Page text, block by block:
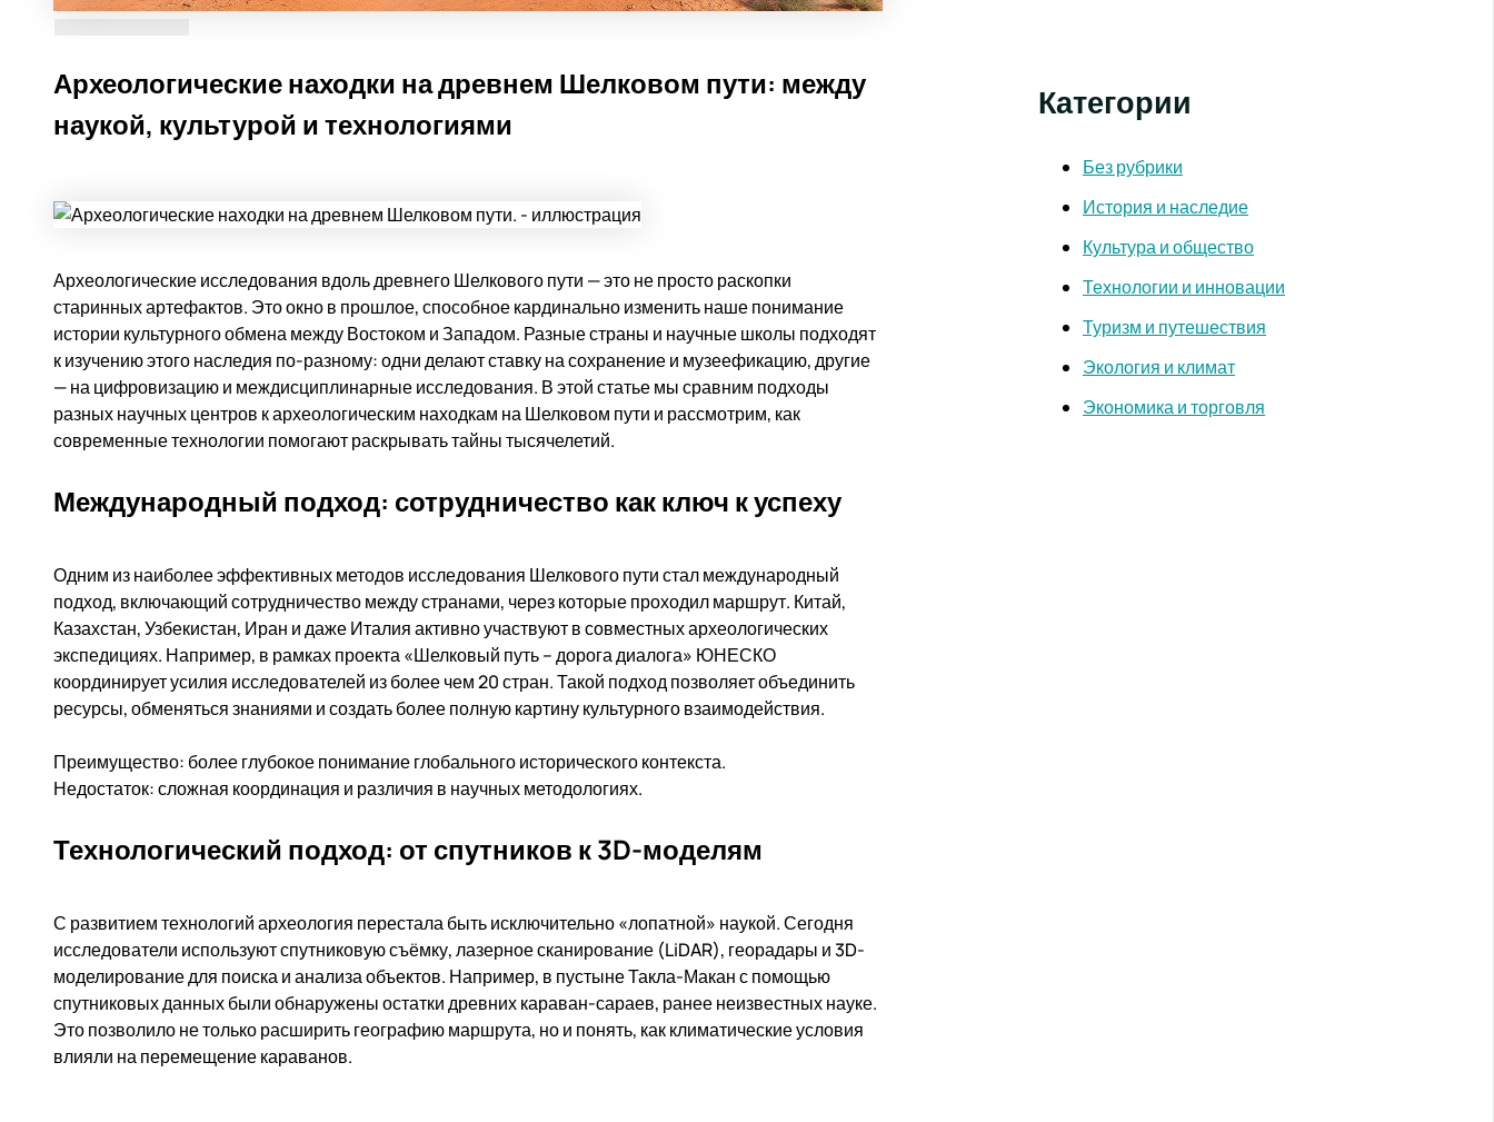
Археологические находки на древнем Шелковом пути: между
наукой, культурой и технологиями
Археологические исследования вдоль древнего Шелкового пути — это не просто раскопки
старинных артефактов. Это окно в прошлое, способное кардинально изменить наше понимание
истории культурного обмена между Востоком и Западом. Разные страны и научные школы подходят
к изучению этого наследия по-разному: одни делают ставку на сохранение и музеефикацию, другие
— на цифровизацию и междисциплинарные исследования. В этой статье мы сравним подходы
разных научных центров к археологическим находкам на Шелковом пути и рассмотрим, как
современные технологии помогают раскрывать тайны тысячелетий.
Международный подход: сотрудничество как ключ к успеху
Одним из наиболее эффективных методов исследования Шелкового пути стал международный
подход, включающий сотрудничество между странами, через которые проходил маршрут. Китай,
Казахстан, Узбекистан, Иран и даже Италия активно участвуют в совместных археологических
экспедициях. Например, в рамках проекта «Шелковый путь – дорога диалога» ЮНЕСКО
координирует усилия исследователей из более чем 20 стран. Такой подход позволяет объединить
ресурсы, обменяться знаниями и создать более полную картину культурного взаимодействия.
Преимущество: более глубокое понимание глобального исторического контекста.
Недостаток: сложная координация и различия в научных методологиях.
Технологический подход: от спутников к 3D-моделям
С развитием технологий археология перестала быть исключительно «лопатной» наукой. Сегодня
исследователи используют спутниковую съёмку, лазерное сканирование (LiDAR), георадары и 3D-
моделирование для поиска и анализа объектов. Например, в пустыне Такла-Макан с помощью
спутниковых данных были обнаружены остатки древних караван-сараев, ранее неизвестных науке.
Это позволило не только расширить географию маршрута, но и понять, как климатические условия
влияли на перемещение караванов.
Категории
Без рубрики
История и наследие
Культура и общество
Технологии и инновации
Туризм и путешествия
Экология и климат
Экономика и торговля